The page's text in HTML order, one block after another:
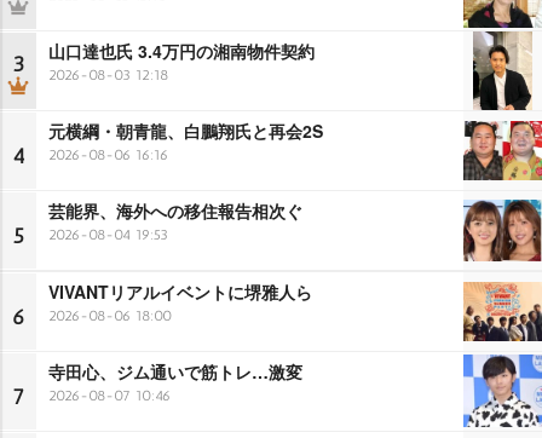
3 山口達也氏 3.4万円の湘南物件契約
2026-08-03 12:18
4
元横綱・朝青龍、白鵬翔氏と再会2S
2026-08-06 16:16
5
芸能界、海外への移住報告相次ぐ
2026-08-04 19:53
6
VIVANTリアルイベントに堺雅人ら
2026-08-06 18:00
7
寺田心、ジム通いで筋トレ…激変
2026-08-07 10:46